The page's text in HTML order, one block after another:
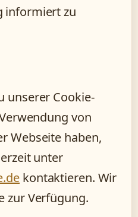
informiert zu
unserer Cookie-
von
Webseite haben,
unter
kontaktieren. Wir
zur Verfügung.